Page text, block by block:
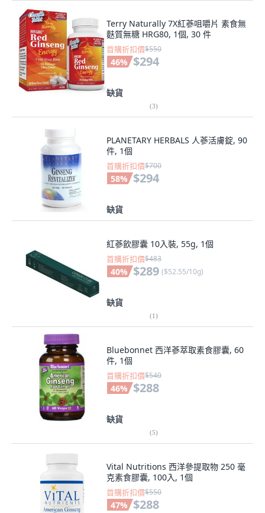
Terry Naturally 7X紅蔘咀嚼片 素食無
麩質無糖 HRG80, 1個, 30 件
首購折扣價$550
46% $294
缺貨
(3)
PLANETARY HERBALS 人蔘活膚錠, 90
件, 1個
首購折扣價$700
58% $294
缺貨
紅蔘飲膠囊 10入裝, 55g, 1個
首購折扣價$483
40% $289 ($52.55/10g)
缺貨
(1)
Bluebonnet 西洋蔘萃取素食膠囊, 60
件, 1個
首購折扣價$540
46% $288
缺貨
(5)
Vital Nutritions 西洋參提取物 250 毫
克素食膠囊, 100入, 1個
首購折扣價$550
47% $288